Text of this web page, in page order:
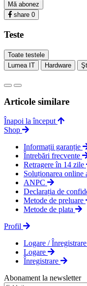
Mă abonez
share 0
Teste
Toate testele
Lumea IT
Hardware
Articole similare
Înapoi la început
Shop
Informații garanție
Întrebări frecvente
Retragere în 14 zile
Soluționarea
ANPC
Declarația de
Metode de preluare
Metode de plata
Profil
Logare / Înregistrare
Logare
Înregistrare
Abonament la newsletter